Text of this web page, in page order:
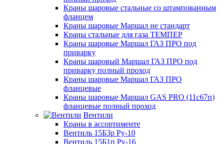
Краны шаровые стальные со штампованным
фланцем
Краны шаровые Маршал не стандарт
Краны стальные для газа ТЕМПЕР
Краны шаровые Маршал ГАЗ ПРО под
приварку
Краны шаровый Маршал ГАЗ ПРО под
приварку полный проход
Краны шаровые Маршал ГАЗ ПРО
фланцевые
Краны шаровые Маршал GAS PRO (11с67п)
фланцевые полный проход
Вентили
Краны в ассортименте
Вентиль 15Б3р Ру-10
Вентиль 15Б1п Ру-16